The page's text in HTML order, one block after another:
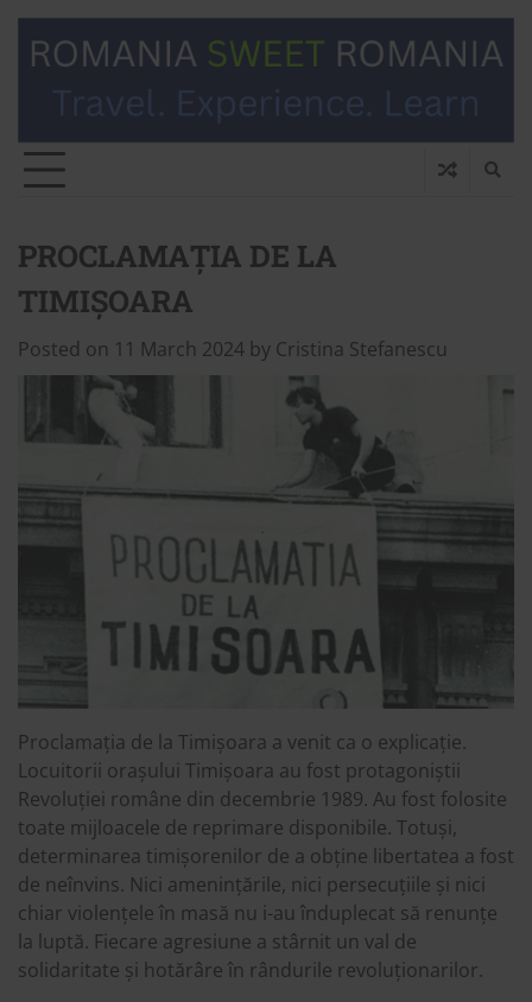
PROCLAMAȚIA DE LA
TIMIȘOARA
Posted on 11 March 2024 by Cristina Stefanescu
Proclamația de la Timișoara a venit ca o explicație.
Locuitorii orașului Timișoara au fost protagoniștii
Revoluției române din decembrie 1989. Au fost folosite
toate mijloacele de reprimare disponibile. Totuși,
determinarea timișorenilor de a obține libertatea a fost
de neînvins. Nici amenințările, nici persecuțiile și nici
chiar violențele în masă nu i-au înduplecat să renunțe
la luptă. Fiecare agresiune a stârnit un val de
solidaritate și hotărâre în rândurile revoluționarilor.